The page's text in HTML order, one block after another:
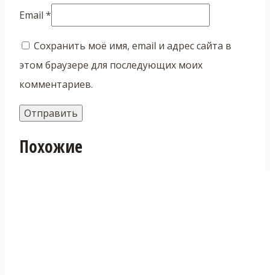
Email *
Сохранить моё имя, email и адрес сайта в
этом браузере для последующих моих
комментариев.
Похожие